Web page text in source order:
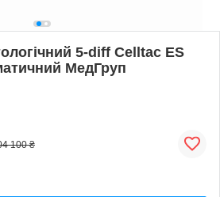
5-diff Celltac ES
МедГруп
100 ₴